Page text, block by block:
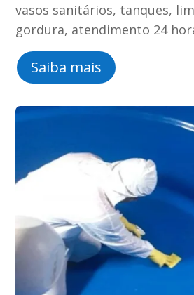
vasos sanitários, tanques,
gordura, atendimento 24
Saiba mais